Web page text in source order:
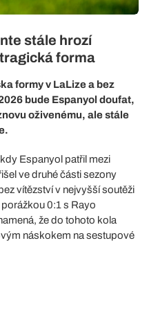
stále hrozí
forma
formy v LaLize a bez
bude Espanyol doufat,
oživenému, ale stále
Espanyol patřil mezi
ve druhé části sezony
vítězství v nejvyšší soutěži
0:1 s Rayo
že do tohoto kola
náskokem na sestupové